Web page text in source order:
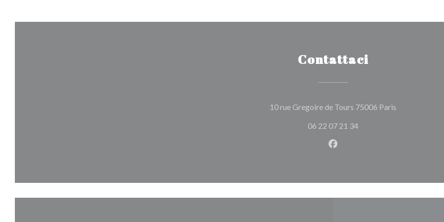
Contattaci
10 rue Gregoire de Tours 75006 Paris
06 22 07 21 34
Facebook ((apre una nuova